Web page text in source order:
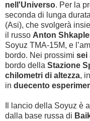
nell'Universo. Per la
seconda di lunga
(Asi), che svolgerà
il russo Anton
Soyuz TMA-15M, e
bordo. Nei prossimi sei
bordo della Stazione
chilometri di altezza,
in duecento
Il lancio della Soyuz è
dalla base russa di